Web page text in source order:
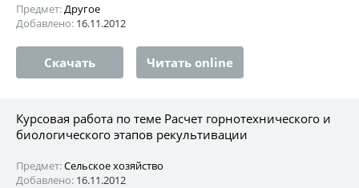
Предмет:Другое
Добавлено: 16.11.2012
Скачать Читать online
Курсовая работа по теме Расчет горнотехнического и
биологического этапов рекультивации
Предмет:Сельское хозяйство
Добавлено: 16.11.2012